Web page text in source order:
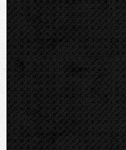
Zařazení
Elektrické
Elektrické /